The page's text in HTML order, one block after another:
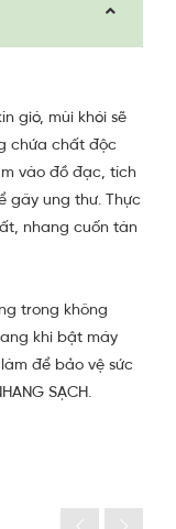
gió, mùi khói sẽ
chứa chất độc
vào đồ đạc, tích
gây ung thư. Thực
nhang cuốn tàn
trong không
khi bật máy
để bảo vệ sức
SẠCH.